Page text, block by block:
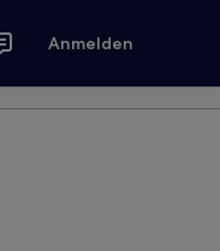
Anmelden